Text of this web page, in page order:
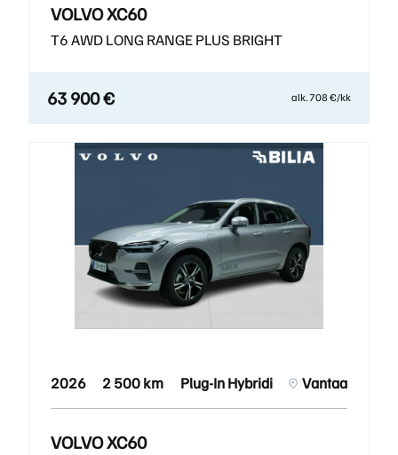
VOLVO XC60
T6 AWD LONG RANGE PLUS BRIGHT
63 900 € alk. 708 €/kk
2026 2 500 km Plug-In Hybridi Vantaa
VOLVO XC60